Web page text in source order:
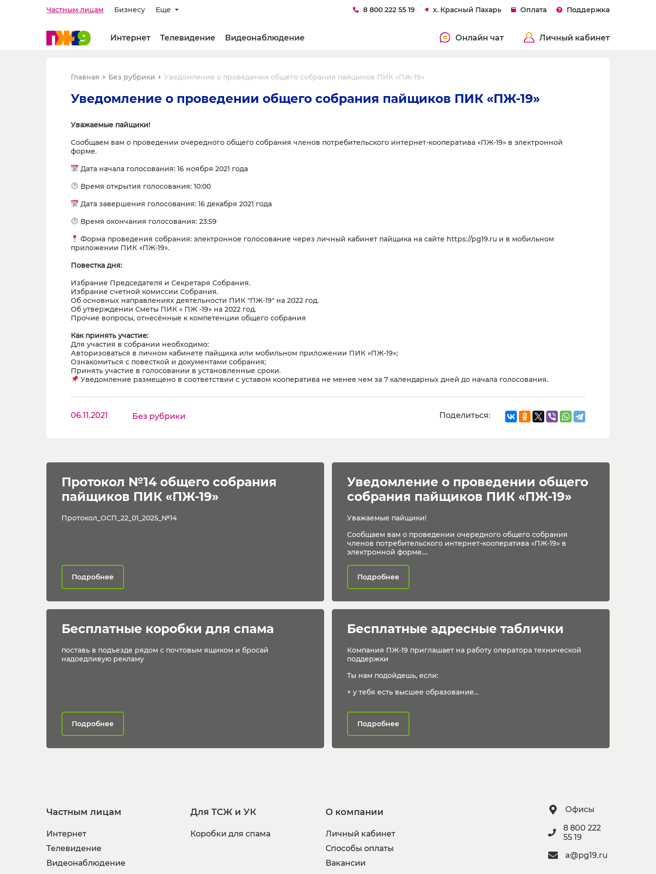
Частным лицам Бизнесу Еще 8 800 222 55 19 х. Красный Пахарь Оплата Поддержка
Интернет Телевидение Видеонаблюдение Онлайн чат Личный кабинет
Главная Без рубрики Уведомление о проведении общего собрания пайщиков ПИК «ПЖ-19»
Уведомление о проведении общего собрания пайщиков ПИК «ПЖ-19»
Уважаемые пайщики!
Сообщаем вам о проведении очередного общего собрания членов потребительского интернет-кооператива «ПЖ-19» в электронной
форме.
Дата начала голосования: 16 ноября 2021 года
Время открытия голосования: 10:00
Дата завершения голосования: 16 декабря 2021 года
Время окончания голосования: 23:59
Форма проведения собрания: электронное голосование через личный кабинет пайщика на сайте https://pg19.ru и в мобильном
приложении ПИК «ПЖ-19».
Повестка дня:
Избрание Председателя и Секретаря Собрания.
Избрание счетной комиссии Собрания.
Об основных направлениях деятельности ПИК "ПЖ-19" на 2022 год.
Об утверждении Сметы ПИК « ПЖ -19» на 2022 год.
Прочие вопросы, отнесённые к компетенции общего собрания
Как принять участие:
Для участия в собрании необходимо:
Авторизоваться в личном кабинете пайщика или мобильном приложении ПИК «ПЖ-19»;
Ознакомиться с повесткой и документами собрания;
Принять участие в голосовании в установленные сроки.
Уведомление размещено в соответствии с уставом кооператива не менее чем за 7 календарных дней до начала голосования.
06.11.2021 Без рубрики Поделиться:
Протокол №14 общего собрания
пайщиков ПИК «ПЖ-19»
Протокол_ОСП_22_01_2025_№14
Подробнее
Уведомление о проведении общего
собрания пайщиков ПИК «ПЖ-19»
Уважаемые пайщики!
Сообщаем вам о проведении очередного общего собрания
членов потребительского интернет-кооператива «ПЖ-19» в
электронной форме....
Подробнее
Бесплатные коробки для спама
поставь в подъезде рядом с почтовым ящиком и бросай
надоедливую рекламу
Подробнее
Бесплатные адресные таблички
Компания ПЖ-19 приглашает на работу оператора технической
поддержки
Ты нам подойдешь, если:
+ у тебя есть высшее образование...
Подробнее
Частным лицам
Интернет
Телевидение
Видеонаблюдение
Для ТСЖ и УК
Коробки для спама
О компании
Личный кабинет
Способы оплаты
Вакансии
Офисы
8 800 222
55 19
a@pg19.ru